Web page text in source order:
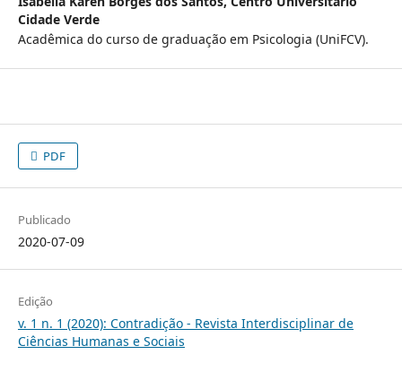
Cidade Verde
Acadêmica do curso de graduação em Psicologia (UniFCV).
PDF
Publicado
2020-07-09
Edição
v. 1 n. 1 (2020): Contradição - Revista Interdisciplinar de
Ciências Humanas e Sociais